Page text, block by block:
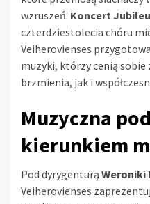
wzruszeń. Koncert
czterdziestolecia chóru
Veiherovienses
muzyki, którzy cenią sobie
brzmienia, jak i
Muzyczna
kierunkiem
Pod dyrygenturą Weroniki
Veiherovienses